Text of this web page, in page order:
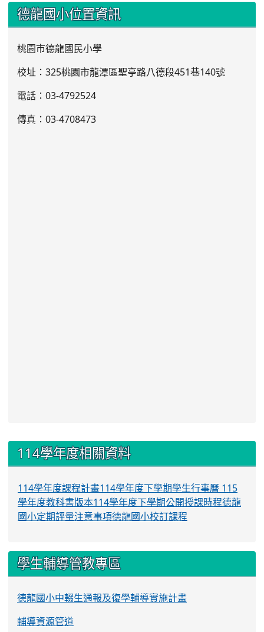
::: 德龍國小位置資訊
桃園市德龍國民小學
校址：325桃園市龍潭區聖亭路八德段451巷140號
電話：03-4792524
傳真：03-4708473
::: 114學年度相關資料
114學年度課程計畫114學年度下學期學生行事曆 115
學年度教科書版本114學年度下學期公開授課時程德龍
國小定期評量注意事項德龍國小校訂課程
學生輔導管教專區
德龍國小中輟生通報及復學輔導實施計畫
輔導資源管道